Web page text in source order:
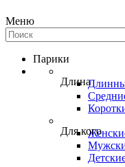
Меню
Парики
Длина
Для кого